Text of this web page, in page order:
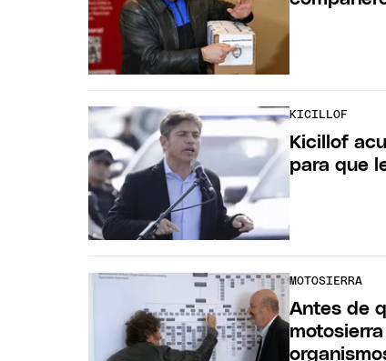
KICILLOF
Kicillof
para que
MOTOSIERRA
Antes de